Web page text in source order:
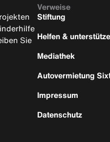
Sie
Verweise
Stiftung
Helfen &
Mediathek
Autovermietung
Impressum
Datenschutz